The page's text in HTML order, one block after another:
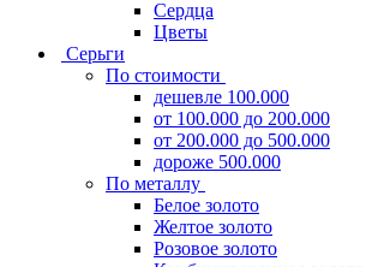
Сердца
Цветы
Серьги
По стоимости
дешевле 100.000
от 100.000 до 200.000
от 200.000 до 500.000
дороже 500.000
По металлу
Белое золото
Желтое золото
Розовое золото